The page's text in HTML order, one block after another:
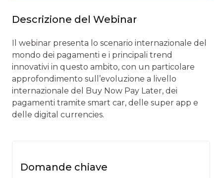
Descrizione del Webinar
Il webinar presenta lo scenario internazionale del
mondo dei pagamenti e i principali trend
innovativi in questo ambito, con un particolare
approfondimento sull’evoluzione a livello
internazionale del Buy Now Pay Later, dei
pagamenti tramite smart car, delle super app e
delle digital currencies.
Domande chiave